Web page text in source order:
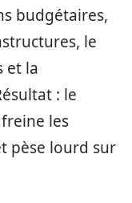
budgétaires,
le
et la
: le
les
pèse lourd sur